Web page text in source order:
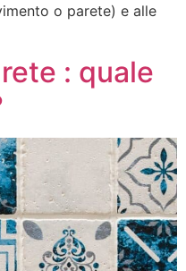
o parete) e alle
: quale